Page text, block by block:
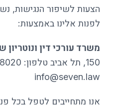
הצעות לשיפור הנגישות,
לפנות אלינו באמצעות:
משרד עורכי דין ונוטריון
150, תל אביב טלפון: 03-6348020 דוא”ל:
info@seven.law
אנו מתחייבים לטפל בכל